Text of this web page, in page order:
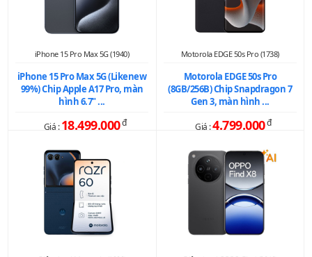
iPhone 15 Pro Max 5G (1940)
iPhone 15 Pro Max 5G (Likenew
99%) Chip Apple A17 Pro, màn
hình 6.7" ...
Giá :18.499.000đ
Motorola EDGE 50s Pro (1738)
Motorola EDGE 50s Pro
(8GB/256B) Chip Snapdragon 7
Gen 3, màn hình ...
Giá :4.799.000đ